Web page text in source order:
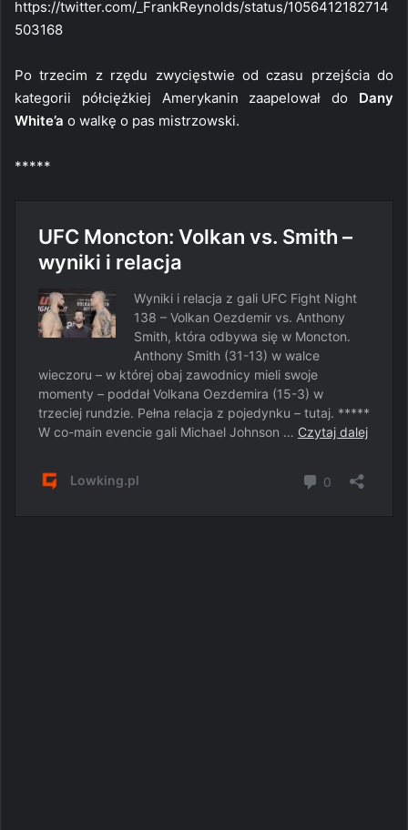
https://twitter.com/_FrankReynolds/status/1056412182714
503168
Po trzecim z rzędu zwycięstwie od czasu przejścia do
kategorii półciężkiej Amerykanin zaapelował do Dany
White’a o walkę o pas mistrzowski.
*****